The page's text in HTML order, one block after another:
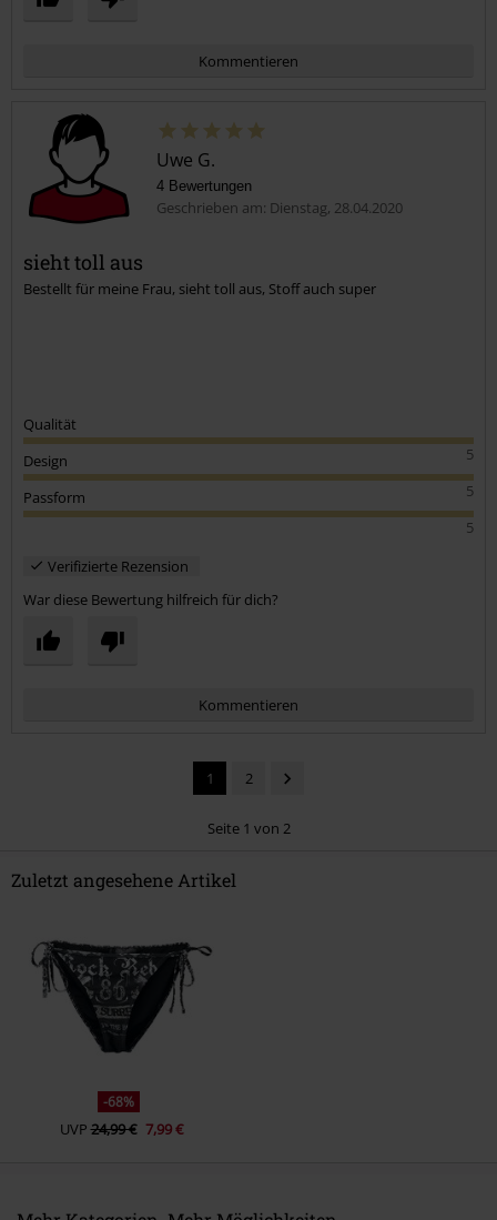
Kommentieren
Kommentar jetzt abschicken!
Uwe G.
4 Bewertungen
Geschrieben am: Dienstag, 28.04.2020
sieht toll aus
Bestellt für meine Frau, sieht toll aus, Stoff auch super
Qualität
5
Design
5
Passform
5
Verifizierte Rezension
War diese Bewertung hilfreich für dich?
Kommentieren
1 2
Seite 1 von 2
Zuletzt angesehene Artikel
-68%
UVP24,99 € 7,99 €